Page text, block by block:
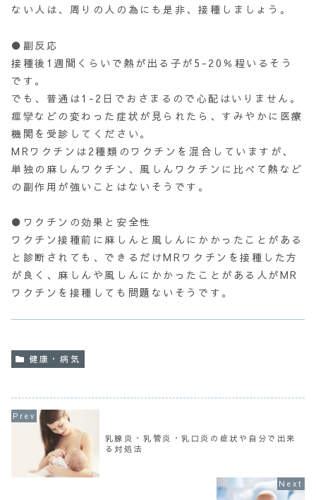
ない人は、周りの人の為にも是非、接種しましょう。
●副反応
接種後1週間くらいで熱が出る子が5-20％程いるそう
です。
でも、普通は1-2日でおさまるので心配はいりません。
痙攣などの変わった症状が見られたら、すみやかに医療
機関を受診してください。
MRワクチンは2種類のワクチンを混合していますが、
単独の麻しんワクチン、風しんワクチンに比べて熱など
の副作用が強いことはないそうです。
●ワクチンの効果と安全性
ワクチン接種前に麻しんと風しんにかかったことがある
と診断されても、できるだけMRワクチンを接種した方
が良く、麻しんや風しんにかかったことがある人がMR
ワクチンを接種しても問題ないそうです。
健康・病気
乳腺炎・乳管炎・乳口炎の症状や自分で出来
る対処法